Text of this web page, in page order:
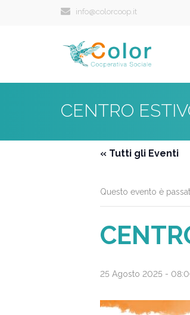
info@colorcoop.it
CENTRO
« Tutti gli Eventi
Questo evento è
25 Agosto 2025 -